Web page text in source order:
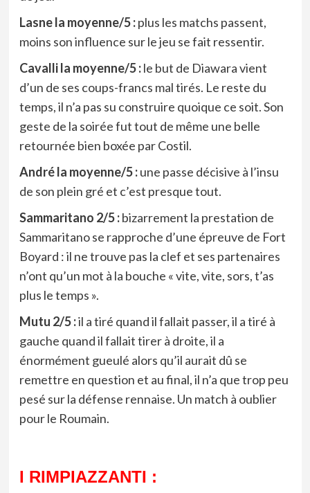
Lasne la moyenne/5 :plus les matchs passent,
moins son influence sur le jeu se fait ressentir.
Cavalli la moyenne/5 :le but de Diawara vient
d’un de ses coups-francs mal tirés. Le reste du
temps, il n’a pas su construire quoique ce soit. Son
geste de la soirée fut tout de même une belle
retournée bien boxée par Costil.
André la moyenne/5 :une passe décisive à l’insu
de son plein gré et c’est presque tout.
Sammaritano 2/5 :bizarrement la prestation de
Sammaritano se rapproche d’une épreuve de Fort
Boyard : il ne trouve pas la clef et ses partenaires
n’ont qu’un mot à la bouche « vite, vite, sors, t’as
plus le temps ».
Mutu 2/5 :il a tiré quand il fallait passer, il a tiré à
gauche quand il fallait tirer à droite, il a
énormément gueulé alors qu’il aurait dû se
remettre en question et au final, il n’a que trop peu
pesé sur la défense rennaise. Un match à oublier
pour le Roumain.
I RIMPIAZZANTI :